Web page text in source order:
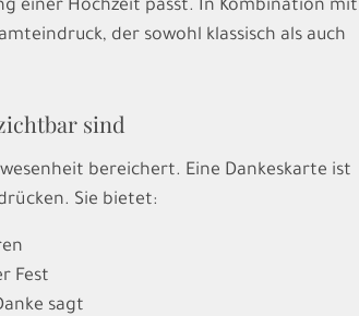
einer Hochzeit passt. In Kombination mit
der sowohl klassisch als auch
sind
bereichert. Eine Dankeskarte ist
Sie bietet:
Fest
sagt